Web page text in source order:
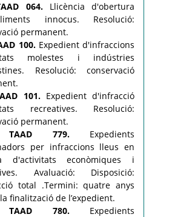
064.Llicència d'obertura
innocus. Resolució:
permanent.
100.Expedient d'infraccions
molestes i indústries
Resolució: conservació
101.Expedient d'infracció
recreatives. Resolució:
permanent.
779.Expedients
per infraccions lleus en
d'activitats econòmiques i
Avaluació: Disposició:
total .Termini: quatre anys
finalització de l’expedient.
780.Expedients